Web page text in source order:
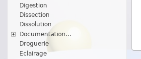
Digestion
Dissection
Dissolution
Documentation...
Droguerie
Eclairage